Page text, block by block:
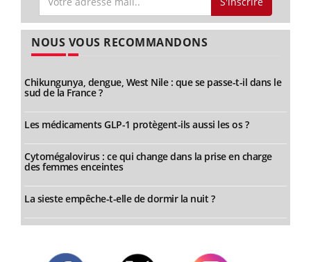
NOUS VOUS RECOMMANDONS
Chikungunya, dengue, West Nile : que se passe-t-il dans le
sud de la France ?
Les médicaments GLP-1 protègent-ils aussi les os ?
Cytomégalovirus : ce qui change dans la prise en charge
des femmes enceintes
La sieste empêche-t-elle de dormir la nuit ?